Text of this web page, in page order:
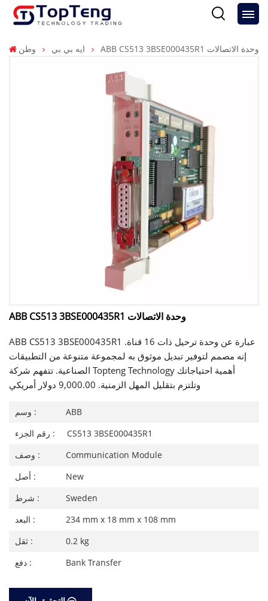
وطن ايه بي بي ABB CS513 3BSE000435R1 وحدة الاتصالات
ABB CS513 3BSE000435R1 وحدة الاتصالات
ABB CS513 3BSE000435R1 عبارة عن وحدة ترحيل ذات 16 قناة.
إنه مصمم لتوفير تبديل موثوق به لمجموعة متنوعة من التطبيقات
الصناعية. تتفهم شركة Topteng Technology أهمية احتياجاتك
وتلتزم بتقليل المهل الزمنية. 9,000.00 دولار أمريكي
وسم :
ABB
رقم الجزء :
CS513 3BSE000435R1
وصف :
Communication Module
أصل :
New
شرط :
Sweden
البعد :
234 mm x 18 mm x 108 mm
ثقل :
0.2 kg
دفع :
Bank Transfer